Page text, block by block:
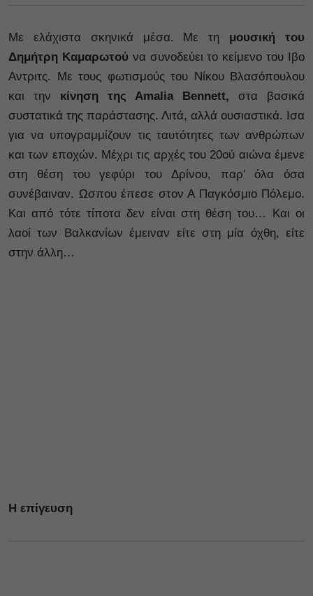
Με ελάχιστα σκηνικά μέσα. Με τη μουσική του
Δημήτρη Καμαρωτού να συνοδεύει το κείμενο του Ιβο
Αντριτς. Με τους φωτισμούς του Νίκου Βλασόπουλου
και την κίνηση της Amalia Bennett, στα βασικά
συστατικά της παράστασης. Λιτά, αλλά ουσιαστικά. Ισα
για να υπογραμμίζουν τις ταυτότητες των ανθρώπων
και των εποχών. Μέχρι τις αρχές του 20ού αιώνα έμενε
στη θέση του γεφύρι του Δρίνου, παρ’ όλα όσα
συνέβαιναν. Ωσπου έπεσε στον Α Παγκόσμιο Πόλεμο.
Και από τότε τίποτα δεν είναι στη θέση του… Και οι
λαοί των Βαλκανίων έμειναν είτε στη μία όχθη, είτε
στην άλλη…
Η επίγευση